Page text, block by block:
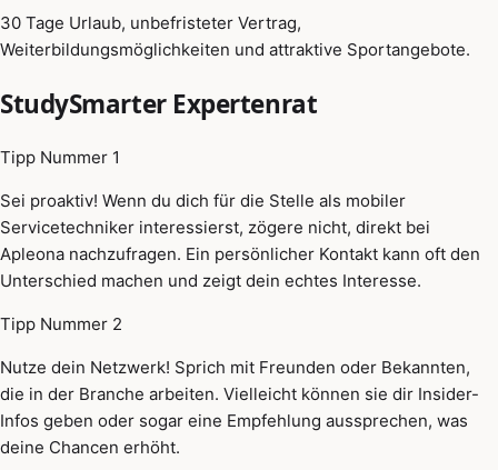
30 Tage Urlaub, unbefristeter Vertrag,
Weiterbildungsmöglichkeiten und attraktive Sportangebote.
StudySmarter Expertenrat
Tipp Nummer 1
Sei proaktiv! Wenn du dich für die Stelle als mobiler
Servicetechniker interessierst, zögere nicht, direkt bei
Apleona nachzufragen. Ein persönlicher Kontakt kann oft den
Unterschied machen und zeigt dein echtes Interesse.
Tipp Nummer 2
Nutze dein Netzwerk! Sprich mit Freunden oder Bekannten,
die in der Branche arbeiten. Vielleicht können sie dir Insider-
Infos geben oder sogar eine Empfehlung aussprechen, was
deine Chancen erhöht.